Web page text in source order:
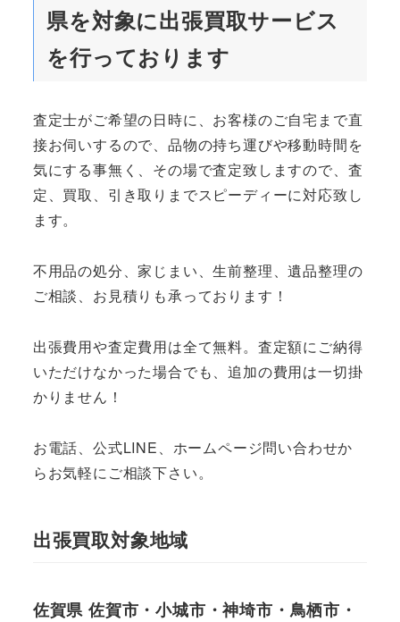
県を対象に出張買取サービス
を行っております
査定士がご希望の日時に、お客様のご自宅まで直
接お伺いするので、品物の持ち運びや移動時間を
気にする事無く、その場で査定致しますので、査
定、買取、引き取りまでスピーディーに対応致し
ます。
不用品の処分、家じまい、生前整理、遺品整理の
ご相談、お見積りも承っております！
出張費用や査定費用は全て無料。査定額にご納得
いただけなかった場合でも、追加の費用は一切掛
かりません！
お電話、公式LINE、ホームページ問い合わせか
らお気軽にご相談下さい。
出張買取対象地域
佐賀県 佐賀市・小城市・神埼市・鳥栖市・